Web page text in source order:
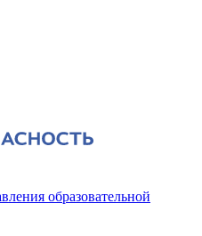
образовательной